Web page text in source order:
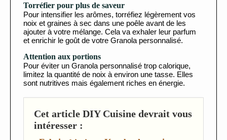
Torréfier pour plus de saveur
Pour intensifier les arômes, torréfiez légèrement vos
noix et graines à sec dans une poêle avant de les
ajouter à votre mélange. Cela va exhaler leur parfum
et enrichir le goût de votre Granola personnalisé.
Attention aux portions
Pour éviter un Granola personnalisé trop calorique,
limitez la quantité de noix à environ une tasse. Elles
sont nutritives mais également riches en énergie.
Cet article DIY Cuisine devrait vous
intéresser :